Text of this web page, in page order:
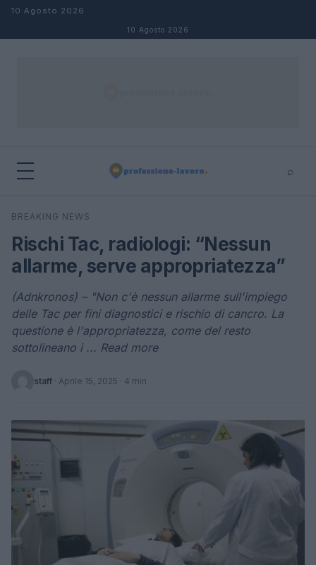
Salta al contenuto
10 Agosto 2026
10 Agosto 2026
⌕
Cerca
BREAKING NEWS
Rischi Tac, radiologi: “Nessun
allarme, serve appropriatezza”
(Adnkronos) – "Non c'è nessun allarme sull'impiego
delle Tac per fini diagnostici e rischio di cancro. La
questione è l'appropriatezza, come del resto
sottolineano i ... Read more
staff · Aprile 15, 2025 · 4 min